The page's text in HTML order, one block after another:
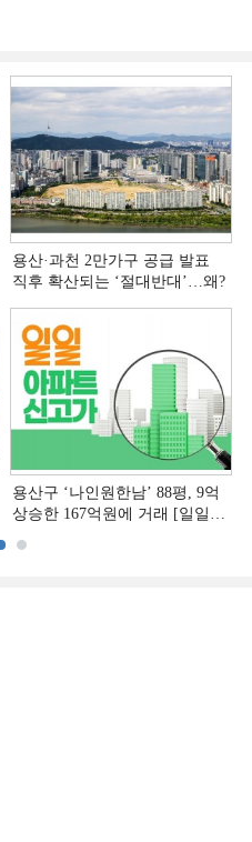
용산·과천 2만가구 공급 발표
직후 확산되는 ‘절대반대’…왜?
용산구 ‘나인원한남’ 88평, 9억
상승한 167억원에 거래 [일일